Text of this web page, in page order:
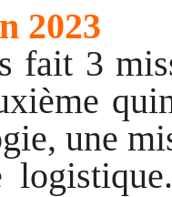
2023
fait 3
une